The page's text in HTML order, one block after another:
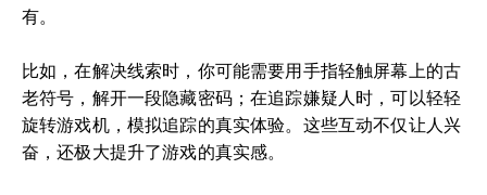
有。
比如，在解决线索时，你可能需要用手指轻触屏幕上的古
老符号，解开一段隐藏密码；在追踪嫌疑人时，可以轻轻
旋转游戏机，模拟追踪的真实体验。这些互动不仅让人兴
奋，还极大提升了游戏的真实感。